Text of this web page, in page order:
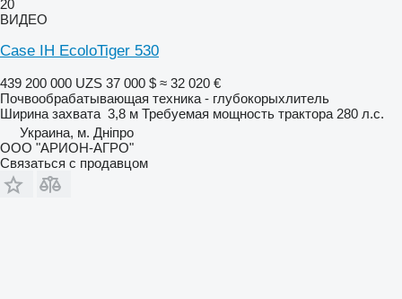
20
ВИДЕО
Case IH EcoloTiger 530
439 200 000 UZS 37 000 $ ≈ 32 020 €
Почвообрабатывающая техника - глубокорыхлитель
Ширина захвата 3,8 м Требуемая мощность трактора 280 л.с.
Украина, м. Дніпро
ООО "АРИОН-АГРО"
Связаться с продавцом